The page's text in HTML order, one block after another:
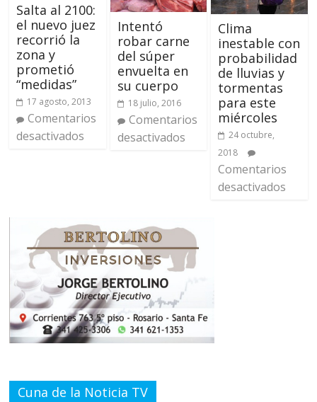
Salta al 2100:
el nuevo juez
recorrió la
zona y
prometió
“medidas”
17 agosto, 2013
Comentarios
desactivados
Intentó
robar carne
del súper
envuelta en
su cuerpo
18 julio, 2016
Comentarios
desactivados
Clima
inestable con
probabilidad
de lluvias y
tormentas
para este
miércoles
24 octubre,
2018
Comentarios
desactivados
Cuna de la Noticia TV